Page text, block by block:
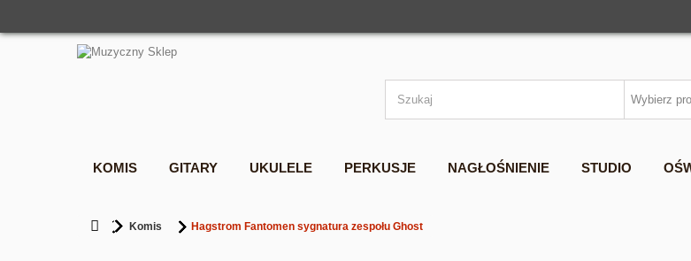
KOMIS GITARY UKULELE PERKUSJE NAGŁOŚNIENIE STUDIO
Komis Hagstrom Fantomen sygnatura zespołu Ghost